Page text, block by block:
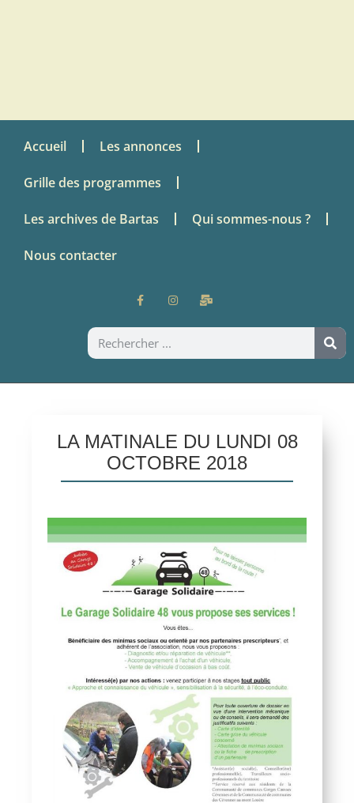
Accueil Les annonces
Grille des programmes
Les archives de Bartas Qui sommes-nous ?
Nous contacter
LA MATINALE DU LUNDI 08
OCTOBRE 2018